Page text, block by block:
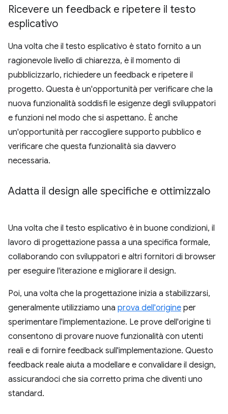
Ricevere un feedback e ripetere il testo
esplicativo
Una volta che il testo esplicativo è stato fornito a un
ragionevole livello di chiarezza, è il momento di
pubblicizzarlo, richiedere un feedback e ripetere il
progetto. Questa è un'opportunità per verificare che la
nuova funzionalità soddisfi le esigenze degli sviluppatori
e funzioni nel modo che si aspettano. È anche
un'opportunità per raccogliere supporto pubblico e
verificare che questa funzionalità sia davvero
necessaria.
Adatta il design alle specifiche e ottimizzalo
Una volta che il testo esplicativo è in buone condizioni, il
lavoro di progettazione passa a una specifica formale,
collaborando con sviluppatori e altri fornitori di browser
per eseguire l'iterazione e migliorare il design.
Poi, una volta che la progettazione inizia a stabilizzarsi,
generalmente utilizziamo una prova dell'origine per
sperimentare l'implementazione. Le prove dell'origine ti
consentono di provare nuove funzionalità con utenti
reali e di fornire feedback sull'implementazione. Questo
feedback reale aiuta a modellare e convalidare il design,
assicurandoci che sia corretto prima che diventi uno
standard.